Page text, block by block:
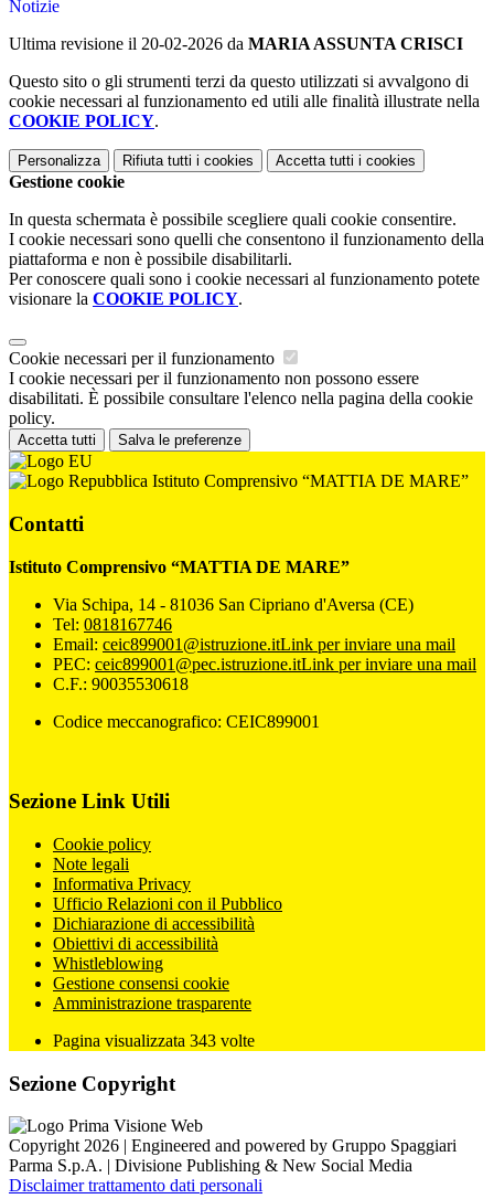
Notizie
Ultima revisione il 20-02-2026 da MARIA ASSUNTA CRISCI
Questo sito o gli strumenti terzi da questo utilizzati si avvalgono di
cookie necessari al funzionamento ed utili alle finalità illustrate nella
COOKIE POLICY.
Personalizza Rifiuta tutti i cookies Accetta tutti i cookies
Gestione cookie
In questa schermata è possibile scegliere quali cookie consentire.
I cookie necessari sono quelli che consentono il funzionamento della
piattaforma e non è possibile disabilitarli.
Per conoscere quali sono i cookie necessari al funzionamento potete
visionare la COOKIE POLICY.
Cookie necessari per il funzionamento
I cookie necessari per il funzionamento non possono essere
disabilitati. È possibile consultare l'elenco nella pagina della cookie
policy.
Accetta tutti Salva le preferenze
Istituto Comprensivo “MATTIA DE MARE”
Contatti
Istituto Comprensivo “MATTIA DE MARE”
Via Schipa, 14 - 81036 San Cipriano d'Aversa (CE)
Tel: 0818167746
Email: ceic899001@istruzione.itLink per inviare una mail
PEC: ceic899001@pec.istruzione.itLink per inviare una mail
C.F.: 90035530618
Codice meccanografico: CEIC899001
Sezione Link Utili
Cookie policy
Note legali
Informativa Privacy
Ufficio Relazioni con il Pubblico
Dichiarazione di accessibilità
Obiettivi di accessibilità
Whistleblowing
Gestione consensi cookie
Amministrazione trasparente
Pagina visualizzata 343 volte
Sezione Copyright
Copyright 2026 | Engineered and powered by Gruppo Spaggiari
Parma S.p.A. | Divisione Publishing & New Social Media
Disclaimer trattamento dati personali